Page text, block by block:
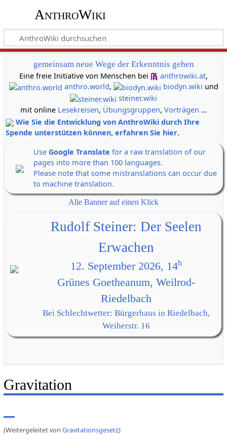
AnthroWiki
gemeinsam neue Wege der Erkenntnis gehen
Eine freie Initiative von Menschen bei
anthrowiki.at,
anthro.world, biodyn.wiki und
steiner.wiki
mit online Lesekreisen, Übungsgruppen, Vorträgen ...
Wie Sie die Entwicklung von AnthroWiki durch Ihre
Spende unterstützen können, erfahren Sie hier.
Use Google Translate for a raw translation of our
pages into more than 100 languages.
Please note that some mistranslations can occur due
to machine translation.
Alle Banner auf einen Klick
Rudolf Steiner: Der Seelen
Erwachen
12. September 2026, 14h
Grünes Goetheanum, Weilrod-
Riedelbach
Bei Schlechtwetter: Bürgerhaus in Riedelbach,
Weiherstr. 16
Gravitation
(Weitergeleitet von Gravitationsgesetz)